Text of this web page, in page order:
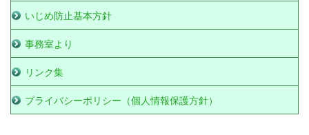
いじめ防止基本方針
事務室より
リンク集
プライバシーポリシー（個人情報保護方針）